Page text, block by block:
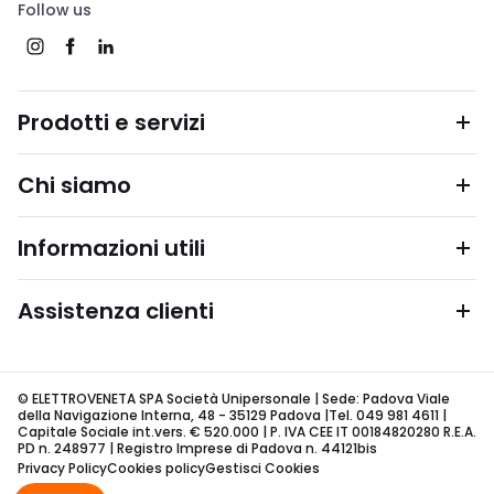
Follow us
Prodotti e servizi
Chi siamo
Informazioni utili
Assistenza clienti
© ELETTROVENETA SPA Società Unipersonale | Sede: Padova Viale
della Navigazione Interna, 48 - 35129 Padova |Tel. 049 981 4611 |
Capitale Sociale int.vers. € 520.000 | P. IVA CEE IT 00184820280 R.E.A.
PD n. 248977 | Registro Imprese di Padova n. 44121bis
Privacy PolicyCookies policyGestisci Cookies